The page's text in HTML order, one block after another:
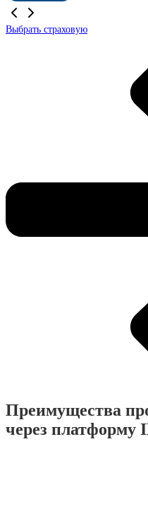
Выбрать страховую
Преимущества
через платформу